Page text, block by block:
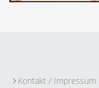
Kontakt / Impressum